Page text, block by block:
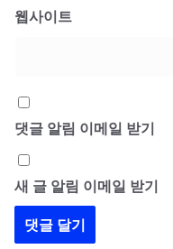
웹사이트
댓글 알림 이메일 받기
새 글 알림 이메일 받기